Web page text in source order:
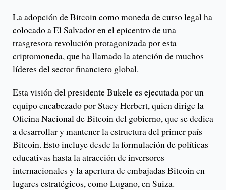
La adopción de Bitcoin como moneda de curso legal ha
colocado a El Salvador en el epicentro de una
trasgresora revolución protagonizada por esta
criptomoneda, que ha llamado la atención de muchos
líderes del sector financiero global.
Esta visión del presidente Bukele es ejecutada por un
equipo encabezado por Stacy Herbert, quien dirige la
Oficina Nacional de Bitcoin del gobierno, que se dedica
a desarrollar y mantener la estructura del primer país
Bitcoin. Esto incluye desde la formulación de políticas
educativas hasta la atracción de inversores
internacionales y la apertura de embajadas Bitcoin en
lugares estratégicos, como Lugano, en Suiza.